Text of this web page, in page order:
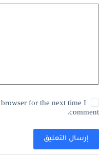
for the next time I
comment.
إرسال التعليق